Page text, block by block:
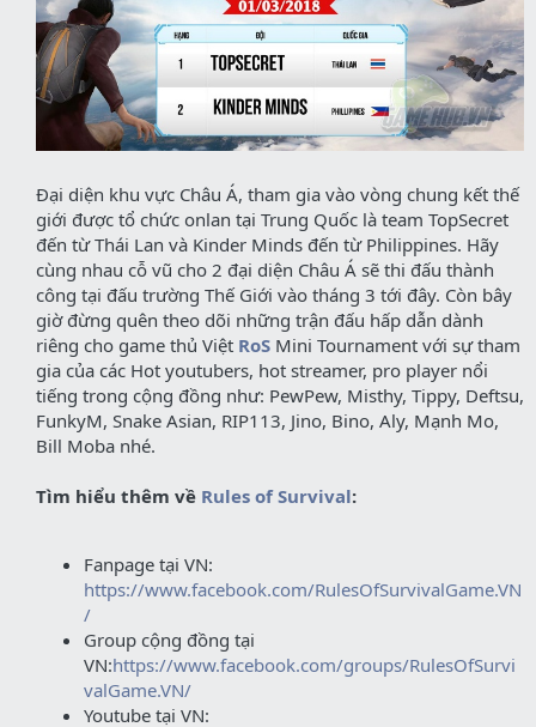
Đại diện khu vực Châu Á, tham gia vào vòng chung kết thế
giới được tổ chức onlan tại Trung Quốc là team TopSecret
đến từ Thái Lan và Kinder Minds đến từ Philippines. Hãy
cùng nhau cỗ vũ cho 2 đại diện Châu Á sẽ thi đấu thành
công tại đấu trường Thế Giới vào tháng 3 tới đây. Còn bây
giờ đừng quên theo dõi những trận đấu hấp dẫn dành
riêng cho game thủ Việt RoS Mini Tournament với sự tham
gia của các Hot youtubers, hot streamer, pro player nổi
tiếng trong cộng đồng như: PewPew, Misthy, Tippy, Deftsu,
FunkyM, Snake Asian, RIP113, Jino, Bino, Aly, Mạnh Mo,
Bill Moba nhé.
Tìm hiểu thêm về Rules of Survival:
Fanpage tại VN:
https://www.facebook.com/RulesOfSurvivalGame.VN
/
Group cộng đồng tại
VN:https://www.facebook.com/groups/RulesOfSurvi
valGame.VN/
Youtube tại VN: